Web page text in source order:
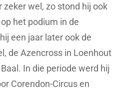
zeker wel, zo stond hij ook
het podium in de
een jaar later ook de
de Azencross in Loenhout
In die periode werd hij
Corendon-Circus en